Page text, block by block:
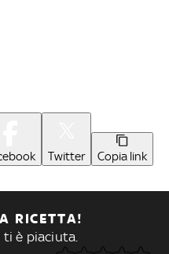
Twitter Copia link
RICETTA!
è piaciuta.